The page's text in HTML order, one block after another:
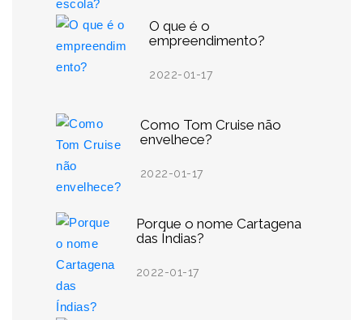
O que é o
empreendimento?
2022-01-17
Como Tom Cruise não
envelhece?
2022-01-17
Porque o nome Cartagena
das Índias?
2022-01-17